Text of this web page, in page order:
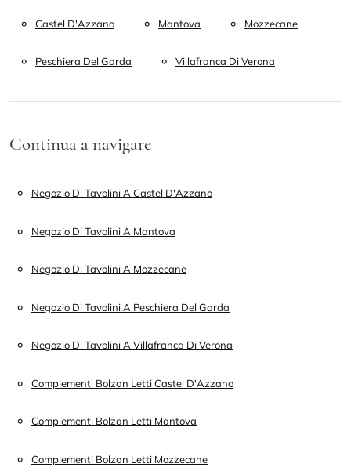
Castel D'Azzano Mantova Mozzecane
Peschiera Del Garda Villafranca Di Verona
Continua a navigare
Negozio Di Tavolini A Castel D'Azzano
Negozio Di Tavolini A Mantova
Negozio Di Tavolini A Mozzecane
Negozio Di Tavolini A Peschiera Del Garda
Negozio Di Tavolini A Villafranca Di Verona
Complementi Bolzan Letti Castel D'Azzano
Complementi Bolzan Letti Mantova
Complementi Bolzan Letti Mozzecane